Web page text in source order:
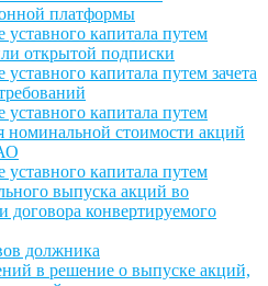
платформы
уставного капитала путем
открытой подписки
уставного капитала путем зачета
уставного капитала путем
номинальной стоимости акций
уставного капитала путем
выпуска акций во
договора конвертируемого
должника
в решение о выпуске акций,